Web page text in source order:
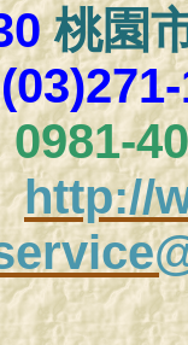
桃園
http://